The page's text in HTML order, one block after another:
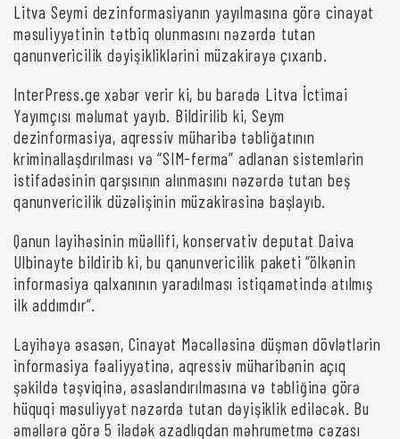
Litva Seymi dezinformasiyanın yayılmasına görə cinayət
məsuliyyətinin tətbiq olunmasını nəzərdə tutan
qanunvericilik dəyişikliklərini müzakirəyə çıxarıb.
InterPress.ge xəbər verir ki, bu barədə Litva İctimai
Yayımçısı məlumat yayıb. Bildirilib ki, Seym
dezinformasiya, aqressiv müharibə təbliğatının
kriminallaşdırılması və “SIM-ferma” adlanan sistemlərin
istifadəsinin qarşısının alınmasını nəzərdə tutan beş
qanunvericilik düzəlişinin müzakirəsinə başlayıb.
Qanun layihəsinin müəllifi, konservativ deputat Daiva
Ulbinayte bildirib ki, bu qanunvericilik paketi “ölkənin
informasiya qalxanının yaradılması istiqamətində atılmış
ilk addımdır”.
Layihəyə əsasən, Cinayət Məcəlləsinə düşmən dövlətlərin
informasiya fəaliyyətinə, aqressiv müharibənin açıq
şəkildə təşviqinə, əsaslandırılmasına və təbliğinə görə
hüquqi məsuliyyət nəzərdə tutan dəyişiklik ediləcək. Bu
əməllərə görə 5 ilədək azadlıqdan məhrumetmə cəzası